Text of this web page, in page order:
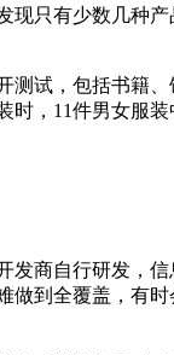
有少数几种
，包括书籍
，11件男女服
自行研发，
到全覆盖，有